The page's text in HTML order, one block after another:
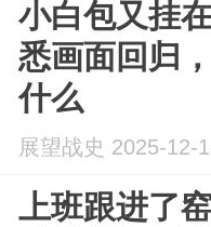
小白包又挂
悉画面回归
什么
展望战史 2025-12-
上班跟进了